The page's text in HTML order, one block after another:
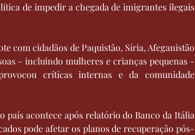
de impedir a chegada de imigrantes ilegais
com cidadãos de Paquistão, Síria, Afeganistão
- incluindo mulheres e crianças pequenas -
críticas internas e da comunidade
país acontece após relatório do Banco da Itália
pode afetar os planos de recuperação pós-